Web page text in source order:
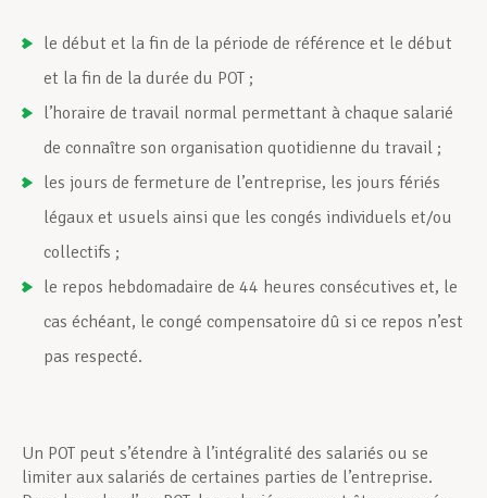
le début et la fin de la période de référence et le début
et la fin de la durée du POT ;
l’horaire de travail normal permettant à chaque salarié
de connaître son organisation quotidienne du travail ;
les jours de fermeture de l’entreprise, les jours fériés
légaux et usuels ainsi que les congés individuels et/ou
collectifs ;
le repos hebdomadaire de 44 heures consécutives et, le
cas échéant, le congé compensatoire dû si ce repos n’est
pas respecté.
Un POT peut s’étendre à l’intégralité des salariés ou se
limiter aux salariés de certaines parties de l’entreprise.